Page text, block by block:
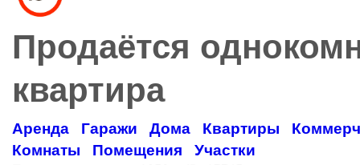
Продаётся
квартира
Аренда Гаражи Дома Квартиры
Комнаты
Помещения Участки